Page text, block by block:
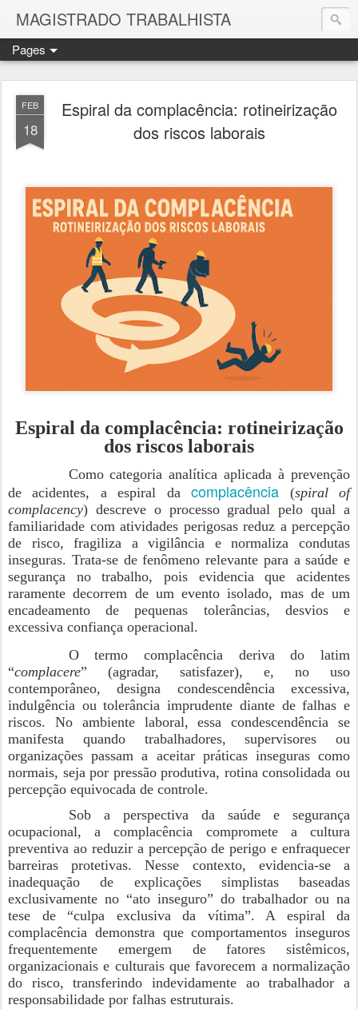
MAGISTRADO TRABALHISTA
Pages
FEB
18
Espiral da complacência: rotineirização
dos riscos laborais
Espiral da complacência: rotineirização
dos riscos laborais
Como categoria analítica aplicada à prevenção
de acidentes, a espiral dacomplacência (spiral of
complacency) descreve o processo gradual pelo qual a
familiaridade com atividades perigosas reduz a percepção
de risco, fragiliza a vigilância e normaliza condutas
inseguras. Trata-se de fenômeno relevante para a saúde e
segurança no trabalho, pois evidencia que acidentes
raramente decorrem de um evento isolado, mas de um
encadeamento de pequenas tolerâncias, desvios e
excessiva confiança operacional.
O termo complacência deriva do latim
“complacere” (agradar, satisfazer), e, no uso
contemporâneo, designa condescendência excessiva,
indulgência ou tolerância imprudente diante de falhas e
riscos. No ambiente laboral, essa condescendência se
manifesta quando trabalhadores, supervisores ou
organizações passam a aceitar práticas inseguras como
normais, seja por pressão produtiva, rotina consolidada ou
percepção equivocada de controle.
Sob a perspectiva da saúde e segurança
ocupacional, a complacência compromete a cultura
preventiva ao reduzir a percepção de perigo e enfraquecer
barreiras protetivas. Nesse contexto, evidencia-se a
inadequação de explicações simplistas baseadas
exclusivamente no “ato inseguro” do trabalhador ou na
tese de “culpa exclusiva da vítima”. A espiral da
complacência demonstra que comportamentos inseguros
frequentemente emergem de fatores sistêmicos,
organizacionais e culturais que favorecem a normalização
do risco, transferindo indevidamente ao trabalhador a
responsabilidade por falhas estruturais.